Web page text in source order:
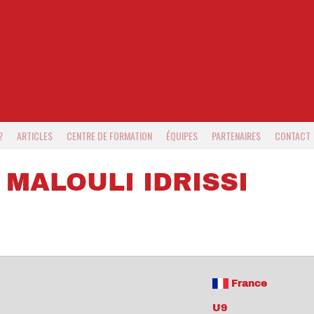
ARTICLES CENTRE DE FORMATION ÉQUIPES PARTENAIRES CONTACT
IDRISSI
France
U9